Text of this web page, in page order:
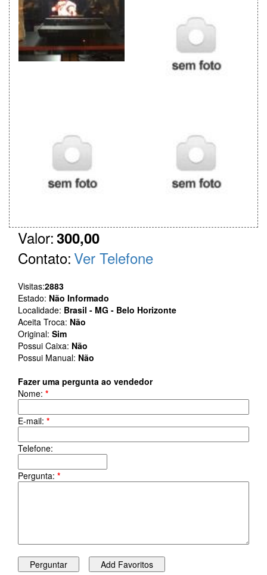
Valor:300,00
Contato:Ver Telefone
Visitas:2883
Estado: Não Informado
Localidade: Brasil - MG - Belo Horizonte
Aceita Troca: Não
Original: Sim
Possui Caixa: Não
Possui Manual: Não
Fazer uma pergunta ao vendedor
Nome: *
E-mail: *
Telefone:
Pergunta: *